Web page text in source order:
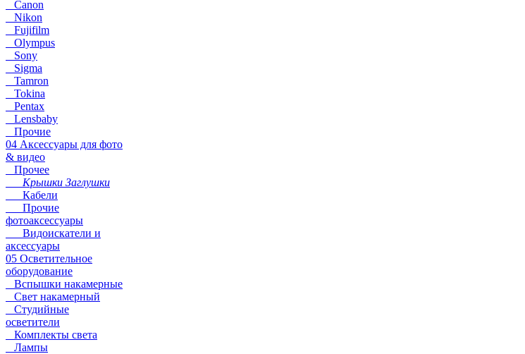
Canon
Nikon
Fujifilm
Olympus
Sony
Sigma
Tamron
Tokina
Pentax
Lensbaby
Прочие
04 Аксессуары для фото
& видео
Прочее
Крышки Заглушки
Кабели
Прочие
фотоаксессуары
Видоискатели и
аксессуары
05 Осветительное
оборудование
Вспышки накамерные
Свет накамерный
Студийные
осветители
Комплекты света
Лампы